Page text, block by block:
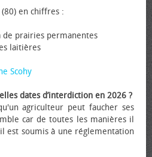
en chiffres :
de prairies permanentes
laitières
Scohy
dates d’interdiction en 2026 ?
agriculteur peut faucher ses
car de toutes les manières il
est soumis à une réglementation